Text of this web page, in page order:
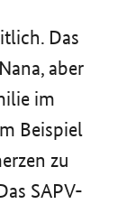
Das
aber
im
Beispiel
zu
SAPV-